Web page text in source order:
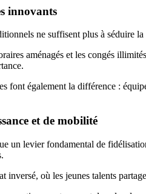
innovants
ne suffisent plus à séduire
aménagés et les congés
font également la différence :
et de mobilité
un levier fondamental de
inversé, où les jeunes talents